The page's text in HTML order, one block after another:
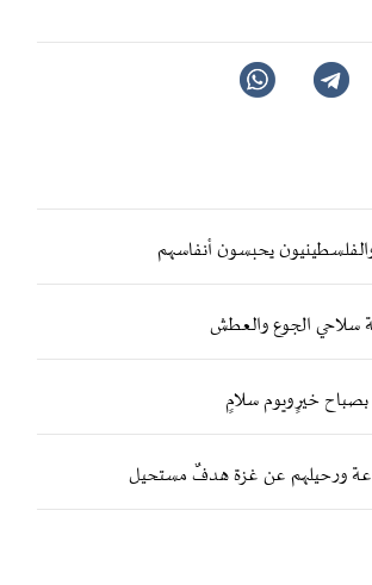
يحبسون أنفاسهم
سلاحي الجوع والعطش
بصباح خيرٍ ويوم سلامٍ
ورحيلهم عن غزة هدفٌ مستحيل